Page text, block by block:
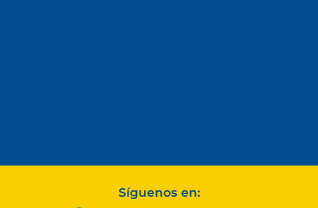
Síguenos en: